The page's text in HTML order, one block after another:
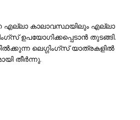
എല്ലാ കാലാവസ്ഥയിലും എല്ലാ
ഉപയോഗിക്കപ്പെടാന്‍ തുടങ്ങി.
ലെഗ്ഗിംഗ്‌സ് യാത്രകളില്‍
തീര്‍ന്നു.